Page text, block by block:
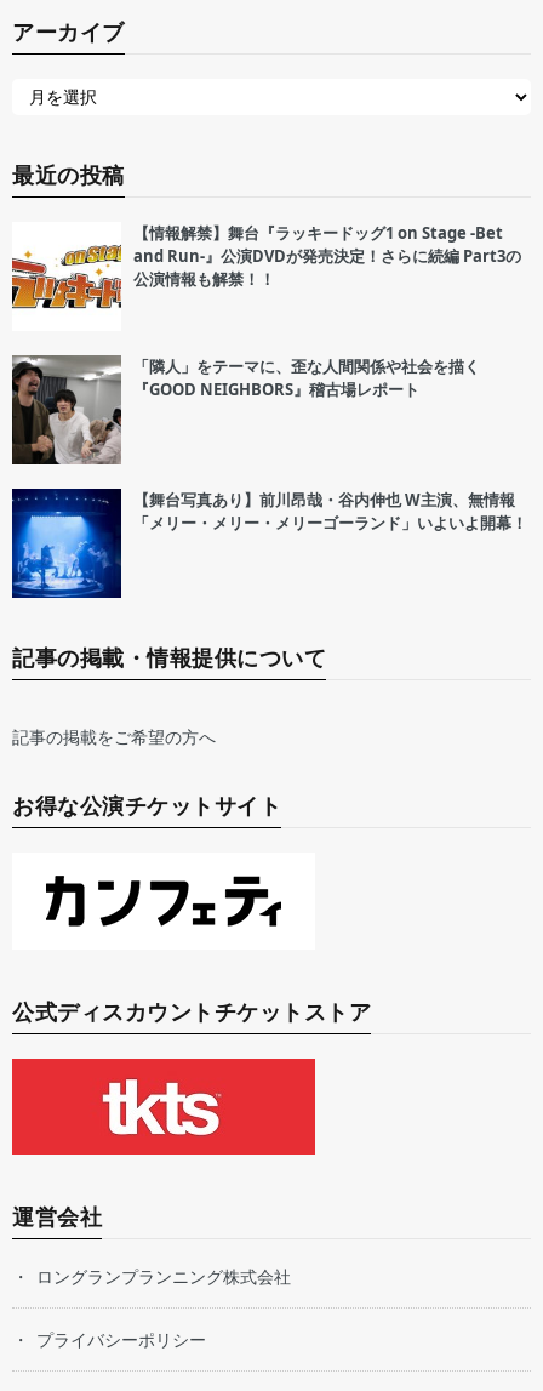
アーカイブ
最近の投稿
【情報解禁】舞台『ラッキードッグ1 on Stage -Bet
and Run-』公演DVDが発売決定！さらに続編 Part3の
公演情報も解禁！！
「隣人」をテーマに、歪な人間関係や社会を描く
『GOOD NEIGHBORS』稽古場レポート
【舞台写真あり】前川昂哉・谷内伸也 W主演、無情報
「メリー・メリー・メリーゴーランド」いよいよ開幕！
記事の掲載・情報提供について
記事の掲載をご希望の方へ
お得な公演チケットサイト
公式ディスカウントチケットストア
運営会社
ロングランプランニング株式会社
プライバシーポリシー